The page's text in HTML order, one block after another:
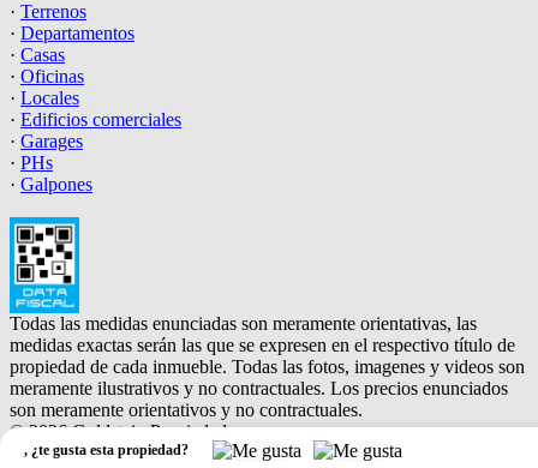
, ¿te gusta esta propiedad?
· Terrenos
· Departamentos
· Casas
· Oficinas
· Locales
· Edificios comerciales
· Garages
· PHs
· Galpones
Todas las medidas enunciadas son meramente orientativas, las
medidas exactas serán las que se expresen en el respectivo título de
propiedad de cada inmueble. Todas las fotos, imagenes y videos son
meramente ilustrativos y no contractuales. Los precios enunciados
son meramente orientativos y no contractuales.
© 2026 Goldstein Propiedades.
Software Inmobiliario - Tokko Broker